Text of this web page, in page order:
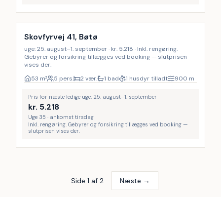
Inkl. rengøring
Skovfyrvej 41, Bøtø
uge: 25. august–1. september · kr. 5.218 · Inkl. rengøring.
Gebyrer og forsikring tillægges ved booking — slutprisen
vises der.
53 m² 5 pers. 2 vær. 1 bad 1 husdyr tilladt 900 m
Pris for næste ledige uge: 25. august–1. september
kr. 5.218
Uge 35 · ankomst tirsdag
Inkl. rengøring. Gebyrer og forsikring tillægges ved booking —
slutprisen vises der.
Side 1 af 2 Næste →